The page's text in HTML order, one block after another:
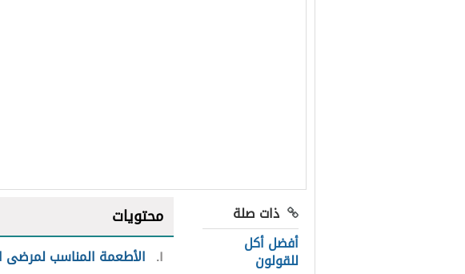
ذات صلة
أفضل أكل
للقولون
محتويات
١ الأطعمة المناسب لمرضى